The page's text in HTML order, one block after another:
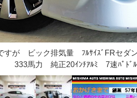
すが ビック排気量 ﾌﾙｻｲｽﾞFRセ
333馬力 純正20ｲﾝﾁｱﾙﾐ 7速ﾊﾟﾄﾞﾙ